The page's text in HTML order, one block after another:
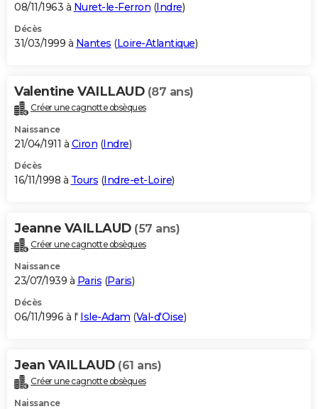
08/11/1963 à Nuret-le-Ferron (Indre)
Décès
31/03/1999 à Nantes (Loire-Atlantique)
Valentine VAILLAUD (87 ans)
Créer une cagnotte obsèques
Naissance
21/04/1911 à Ciron (Indre)
Décès
16/11/1998 à Tours (Indre-et-Loire)
Jeanne VAILLAUD (57 ans)
Créer une cagnotte obsèques
Naissance
23/07/1939 à Paris (Paris)
Décès
06/11/1996 à l' Isle-Adam (Val-d'Oise)
Jean VAILLAUD (61 ans)
Créer une cagnotte obsèques
Naissance